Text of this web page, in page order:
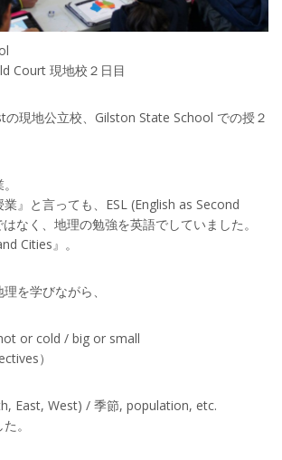
Court 現地校２日目
の現地公立校、Gilston State School での授２
』と言っても、ESL (English as Second
なく、地理の勉強を英語でしていました。
Cities』。
を学びながら、
or cold / big or small
）
East, West) / 季節, population, etc.
。